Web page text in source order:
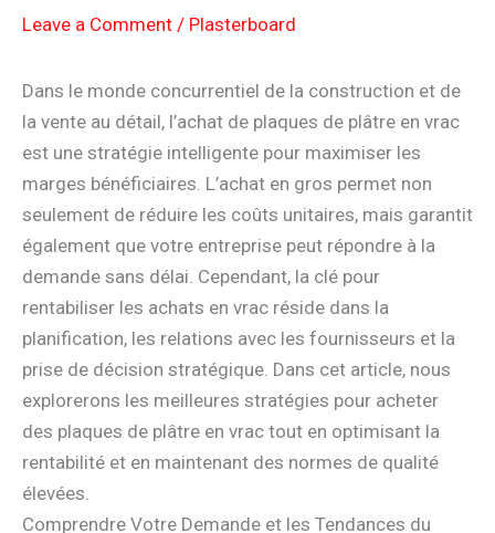
Leave a Comment / Plasterboard
Dans le monde concurrentiel de la construction et de
la vente au détail, l’achat de plaques de plâtre en vrac
est une stratégie intelligente pour maximiser les
marges bénéficiaires. L’achat en gros permet non
seulement de réduire les coûts unitaires, mais garantit
également que votre entreprise peut répondre à la
demande sans délai. Cependant, la clé pour
rentabiliser les achats en vrac réside dans la
planification, les relations avec les fournisseurs et la
prise de décision stratégique. Dans cet article, nous
explorerons les meilleures stratégies pour acheter
des plaques de plâtre en vrac tout en optimisant la
rentabilité et en maintenant des normes de qualité
élevées.
Comprendre Votre Demande et les Tendances du